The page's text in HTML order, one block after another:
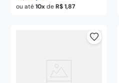
ou até10 deR$ 1,87